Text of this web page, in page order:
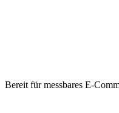
Bereit für messbares E-